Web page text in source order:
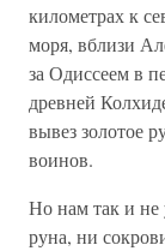
километрах к
моря, вблизи
за Одиссеем в
древней
вывез золотое
воинов.
Но нам так и не
руна, ни